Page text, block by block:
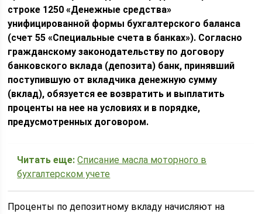
строке 1250 «Денежные средства»
унифицированной формы бухгалтерского баланса
(счет 55 «Специальные счета в банках»). Согласно
гражданскому законодательству по договору
банковского вклада (депозита) банк, принявший
поступившую от вкладчика денежную сумму
(вклад), обязуется ее возвратить и выплатить
проценты на нее на условиях и в порядке,
предусмотренных договором.
Читать еще: Списание масла моторного в
бухгалтерском учете
Проценты по депозитному вкладу начисляют на